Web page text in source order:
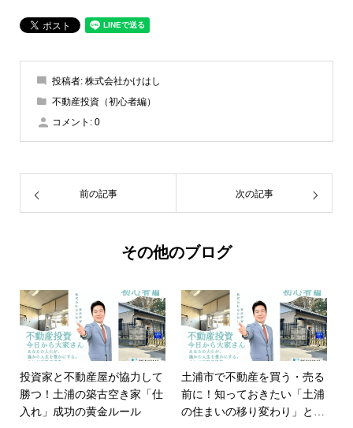
投稿者: 株式会社かけはし
不動産投資（初心者編）
コメント: 0
前の記事 次の記事
その他のブログ
投資家と不動産屋が協力して
勝つ！土浦の築古空き家「仕
入れ」成功の黄金ルール
土浦市で不動産を買う・売る
前に！知っておきたい「土浦
の住まいの移り変わり」と空